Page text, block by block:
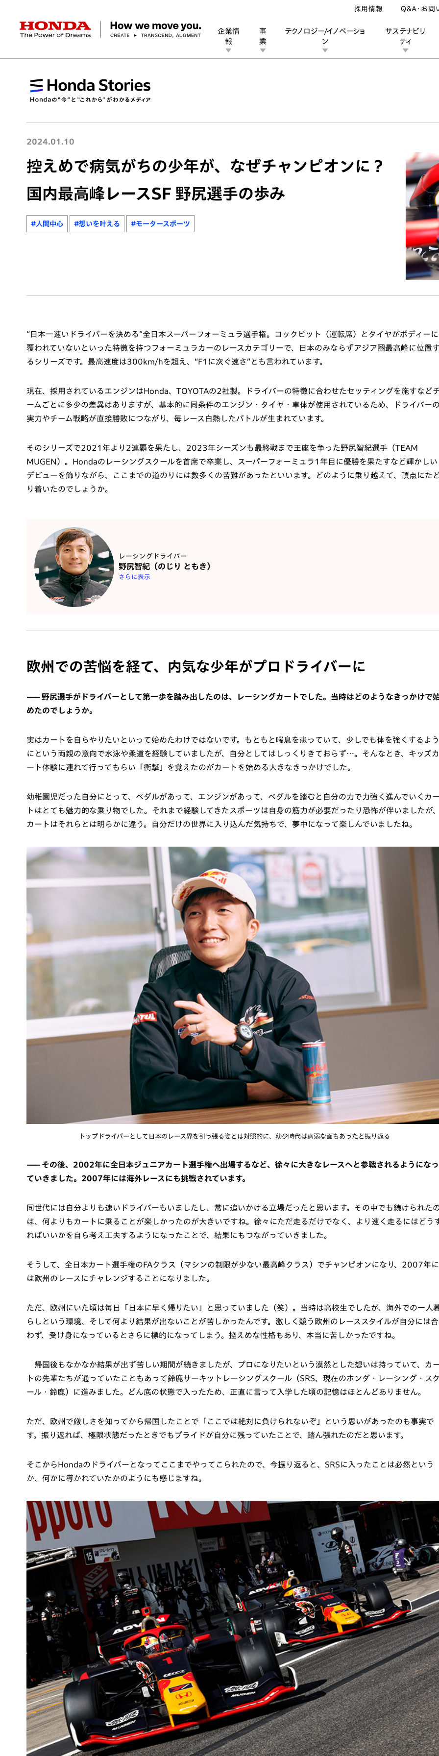
HONDA The Power of Dreams
企業情
報
企業情報 トップ
社長メッセージ 経営方針 会社概要
事
業
事業 トップ
バイク パワープロダクツ
テクノロジー/イノベーショ
ン
テクノロジー/イノベーション トップ
テクノロジー デザイン
サステナビリ
ティ
サステナビリティ トップ
Honda Report 環境
投資家情報 トップ
IR資料室 財務・業績情報
ニュースルーム
ニュースルーム
Discover Honda
Discover Honda
採用情報 Q&A・お問
2024.01.10
控えめで病気がちの少年が、なぜチャンピオンに？
国内最高峰レースSF 野尻選手の歩み
#人間中心 #想いを叶える #モータースポーツ
“日本一速いドライバーを決める”全日本スーパーフォーミュラ選手権。コックピット（運転席）とタイヤがボディーに
覆われていないといった特徴を持つフォーミュラカーのレースカテゴリーで、日本のみならずアジア圏最高峰に位置
るシリーズです。最高速度は300km/hを超え、“F1に次ぐ速さ”とも言われています。
現在、採用されているエンジンはHonda、TOYOTAの2社製。ドライバーの特徴に合わせたセッティングを施すなど
ームごとに多少の差異はありますが、基本的に同条件のエンジン・タイヤ・車体が使用されているため、ドライバー
実力やチーム戦略が直接勝敗につながり、毎レース白熱したバトルが生まれています。
そのシリーズで2021年より2連覇を果たし、2023年シーズンも最終戦まで王座を争った野尻智紀選手（TEAM
MUGEN）。Hondaのレーシングスクールを首席で卒業し、スーパーフォーミュラ1年目に優勝を果たすなど輝かしい
デビューを飾りながら、ここまでの道のりには数多くの苦難があったといいます。どのように乗り越えて、頂点にた
り着いたのでしょうか。
レーシングドライバー
野尻智紀（のじり ともき）
さらに表示
欧州での苦悩を経て、内気な少年がプロドライバーに
野尻選手がドライバーとして第一歩を踏み出したのは、レーシングカートでした。当時はどのようなきっかけで
めたのでしょうか。
実はカートを自らやりたいといって始めたわけではないです。もともと喘息を患っていて、少しでも体を強くするよう
にという両親の意向で水泳や柔道を経験していましたが、自分としてはしっくりきておらず…。そんなとき、キッズカ
ート体験に連れて行ってもらい「衝撃」を覚えたのがカートを始める大きなきっかけでした。
幼稚園児だった自分にとって、ペダルがあって、エンジンがあって、ペダルを踏むと自分の力で力強く進んでいくカ
トはとても魅力的な乗り物でした。それまで経験してきたスポーツは自身の筋力が必要だったり恐怖が伴いましたが
カートはそれらとは明らかに違う。自分だけの世界に入り込んだ気持ちで、夢中になって楽しんでいましたね。
トップドライバーとして日本のレース界を引っ張る姿とは対照的に、幼少時代は病弱な面もあったと振り返る
その後、2002年に全日本ジュニアカート選手権へ出場するなど、徐々に大きなレースへと参戦されるようになっ
ていきました。2007年には海外レースにも挑戦されています。
同世代には自分よりも速いドライバーもいましたし、常に追いかける立場だったと思います。その中でも続けられた
は、何よりもカートに乗ることが楽しかったのが大きいですね。徐々にただ走るだけでなく、より速く走るにはどう
ればいいかを自ら考え工夫するようになったことで、結果にもつながっていきました。
そうして、全日本カート選手権のFAクラス（マシンの制限が少ない最高峰クラス）でチャンピオンになり、2007年に
は欧州のレースにチャレンジすることになりました。
ただ、欧州にいた頃は毎日「日本に早く帰りたい」と思っていました（笑）。当時は高校生でしたが、海外での一人
らしという環境、そして何より結果が出ないことが苦しかったんです。激しく競う欧州のレーススタイルが自分には合
わず、受け身になっているとさらに標的になってしまう。控えめな性格もあり、本当に苦しかったですね。
帰国後もなかなか結果が出ず苦しい期間が続きましたが、プロになりたいという漠然とした想いは持っていて、カ
トの先輩たちが通っていたこともあって鈴鹿サーキットレーシングスクール（SRS、現在のホンダ・レーシング・ス
ール・鈴鹿）に進みました。どん底の状態で入ったため、正直に言って入学した頃の記憶はほとんどありません。
ただ、欧州で厳しさを知ってから帰国したことで「ここでは絶対に負けられないぞ」という思いがあったのも事実で
す。振り返れば、極限状態だったときでもプライドが自分に残っていたことで、踏ん張れたのだと思います。
そこからHondaのドライバーとなってここまでやってこられたので、今振り返ると、SRSに入ったことは必然という
か、何かに導かれていたかのようにも感じますね。